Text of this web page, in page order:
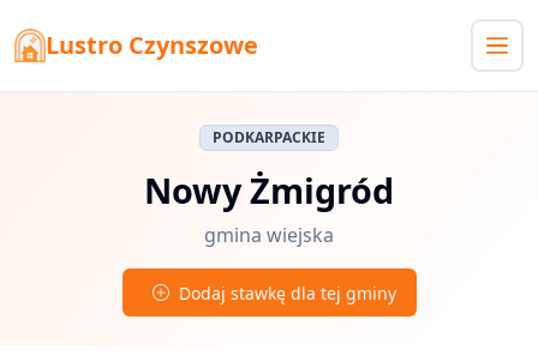
Lustro Czynszowe
PODKARPACKIE
Nowy Żmigród
gmina wiejska
Dodaj stawkę dla tej gminy